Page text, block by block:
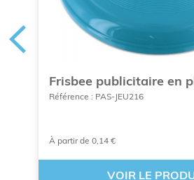
Frisbee publicitaire en
Référence : PAS-JEU216
À partir de 0,14 €
VOIR LE